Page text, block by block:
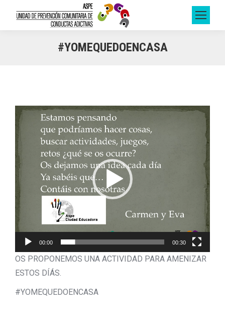
#YOMEQUEDOENCASA
Reproductor
de
vídeo
00:00 00:30
OS PROPONEMOS UNA ACTIVIDAD PARA AMENIZAR
ESTOS DÍÁS.
#YOMEQUEDOENCASA